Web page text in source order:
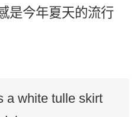
是今年夏天的流行
a white tulle skirt